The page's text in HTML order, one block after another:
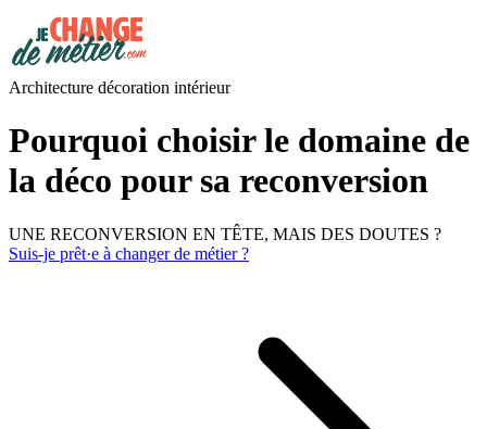
Architecture décoration intérieur
Pourquoi choisir le domaine de
la déco pour sa reconversion
UNE RECONVERSION EN TÊTE, MAIS DES DOUTES ?
Suis-je prêt·e à changer de métier ?